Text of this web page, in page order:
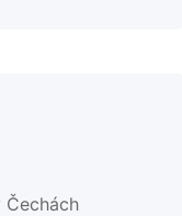
Čechách